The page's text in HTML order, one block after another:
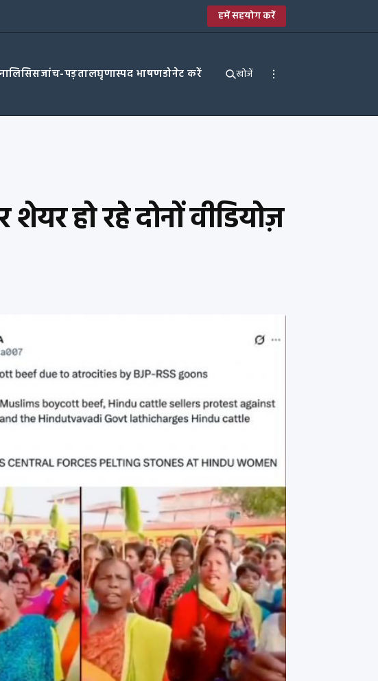
हमें सहयोग करें
जांच-पड़तालघृणास्पद भाषणडोनेट करें खोजें
हो रहे दोनों वीडियोज़